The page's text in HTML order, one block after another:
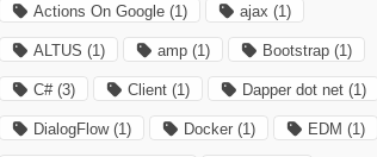
Actions On Google (1) ajax (1)
ALTUS (1) amp (1) Bootstrap (1)
C#(3) Client (1) Dapper dot net (1)
DialogFlow(1) Docker (1) EDM (1)